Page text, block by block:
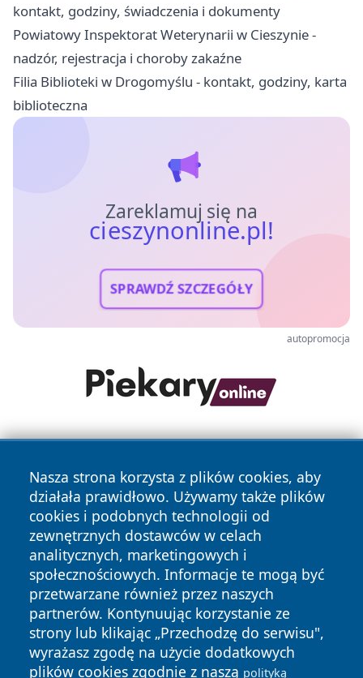
kontakt, godziny, świadczenia i dokumenty
Powiatowy Inspektorat Weterynarii w Cieszynie -
nadzór, rejestracja i choroby zakaźne
Filia Biblioteki w Drogomyślu - kontakt, godziny, karta
biblioteczna
Zareklamuj się na
cieszynonline.pl!
SPRAWDŹ SZCZEGÓŁY
autopromocja
Nasza strona korzysta z plików cookies, aby
działała prawidłowo. Używamy także plików
cookies i podobnych technologii od
zewnętrznych dostawców w celach
analitycznych, marketingowych i
społecznościowych. Informacje te mogą być
przetwarzane również przez naszych
partnerów. Kontynuując korzystanie ze
strony lub klikając „Przechodzę do serwisu",
wyrażasz zgodę na użycie dodatkowych
plików cookies zgodnie z naszą polityką
Copyright © 2026 cieszynonline.pl Wszystkie prawa
zastrzeżone.
News Autorzy
Polityka
Prywatności
Polityka
Cookies